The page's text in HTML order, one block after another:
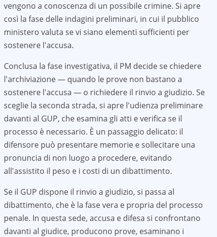
vengono a conoscenza di un possibile crimine. Si apre
così la fase delle indagini preliminari, in cui il pubblico
ministero valuta se vi siano elementi sufficienti per
sostenere l'accusa.
Conclusa la fase investigativa, il PM decide se chiedere
l'archiviazione — quando le prove non bastano a
sostenere l'accusa — o richiedere il rinvio a giudizio. Se
sceglie la seconda strada, si apre l'udienza preliminare
davanti al GUP, che esamina gli atti e verifica se il
processo è necessario. È un passaggio delicato: il
difensore può presentare memorie e sollecitare una
pronuncia di non luogo a procedere, evitando
all'assistito il peso e i costi di un dibattimento.
Se il GUP dispone il rinvio a giudizio, si passa al
dibattimento, che è la fase vera e propria del processo
penale. In questa sede, accusa e difesa si confrontano
davanti al giudice, producono prove, esaminano i